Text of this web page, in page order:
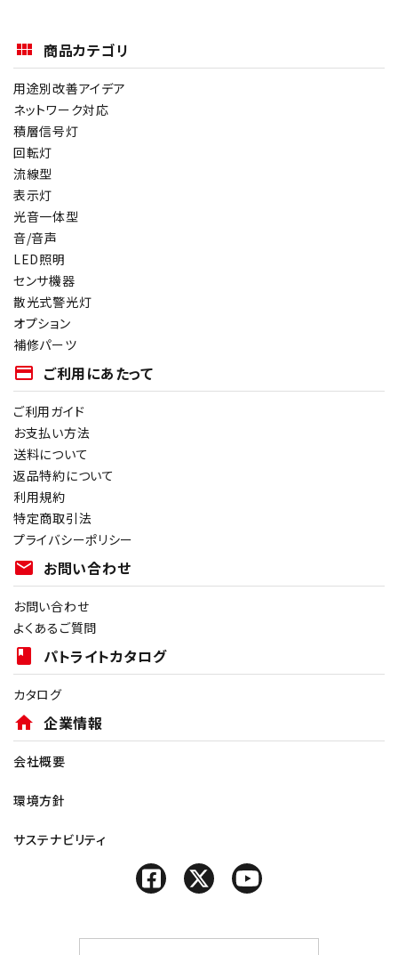
商品カテゴリ
用途別改善アイデア
ネットワーク対応
積層信号灯
回転灯
流線型
表示灯
光音一体型
音/音声
LED照明
センサ機器
散光式警光灯
オプション
補修パーツ
payment ご利用にあたって
ご利用ガイド
お支払い方法
送料について
返品特約について
利用規約
特定商取引法
プライバシーポリシー
mail お問い合わせ
お問い合わせ
よくあるご質問
book パトライトカタログ
カタログ
home 企業情報
会社概要
環境方針
サステナビリティ